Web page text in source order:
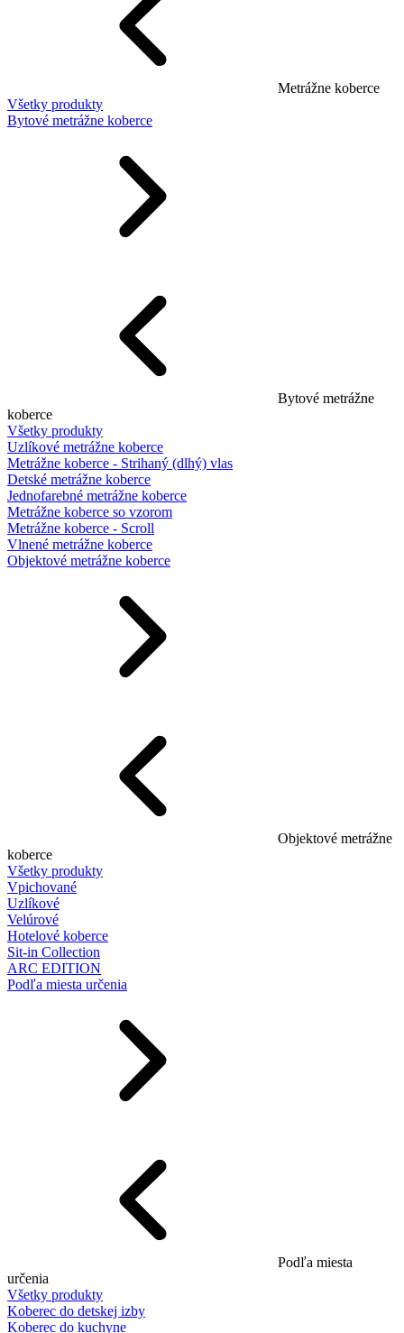
Metrážne koberce
Všetky produkty
Bytové metrážne koberce
Bytové metrážne
koberce
Všetky produkty
Uzlíkové metrážne koberce
Metrážne koberce - Strihaný (dlhý) vlas
Detské metrážne koberce
Jednofarebné metrážne koberce
Metrážne koberce so vzorom
Metrážne koberce - Scroll
Vlnené metrážne koberce
Objektové metrážne koberce
Objektové metrážne
koberce
Všetky produkty
Vpichované
Uzlíkové
Velúrové
Hotelové koberce
Sit-in Collection
ARC EDITION
Podľa miesta určenia
Podľa miesta
určenia
Všetky produkty
Koberec do detskej izby
Koberec do kuchyne